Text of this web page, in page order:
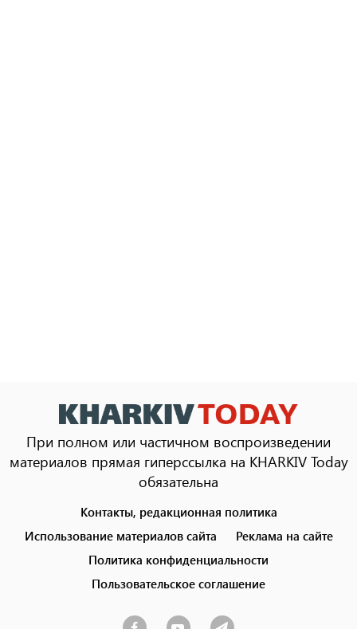
При полном или частичном воспроизведении
материалов прямая гиперссылка на KHARKIV Today
обязательна
menu
Контакты, редакционная политика
Использование материалов сайта
Реклама на сайте
Политика конфиденциальности
Пользовательское соглашение